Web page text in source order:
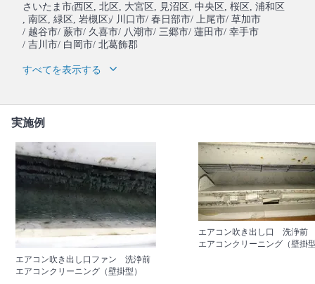
さいたま市(西区 , 北区 , 大宮区 , 見沼区 , 中央区 , 桜区 , 浦和区
, 南区 , 緑区 , 岩槻区)/ 川口市/ 春日部市/ 上尾市/ 草加市
/ 越谷市/ 蕨市/ 久喜市/ 八潮市/ 三郷市/ 蓮田市/ 幸手市
/ 吉川市/ 白岡市/ 北葛飾郡
すべてを表示する
実施例
エアコン吹き出し口ファン 洗浄前
エアコンクリーニング（壁掛型）
エアコン吹き出し口 洗浄前
エアコンクリーニング（壁掛